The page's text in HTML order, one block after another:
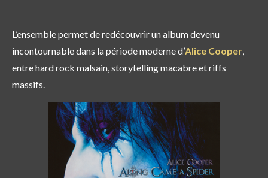
L’ensemble permet de redécouvrir un album devenu
incontournable dans la période moderne d’Alice Cooper,
entre hard rock malsain, storytelling macabre et riffs
massifs.